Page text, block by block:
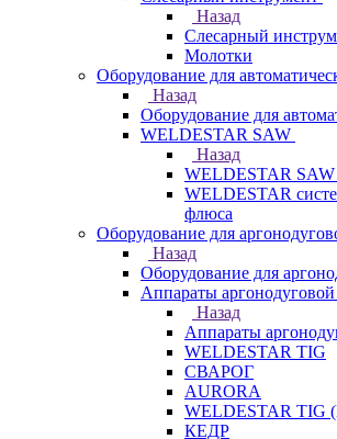
Назад
Слесарный
Молотки
Оборудование для
Назад
Оборудование для
WELDESTAR SAW
Назад
WELDESTAR SAW
WELDESTAR
флюса
Оборудование для
Назад
Оборудование для
Аппараты аргонодуговой
Назад
Аппараты
WELDESTAR TIG
СВАРОГ
AURORA
WELDESTAR TIG
КЕДР